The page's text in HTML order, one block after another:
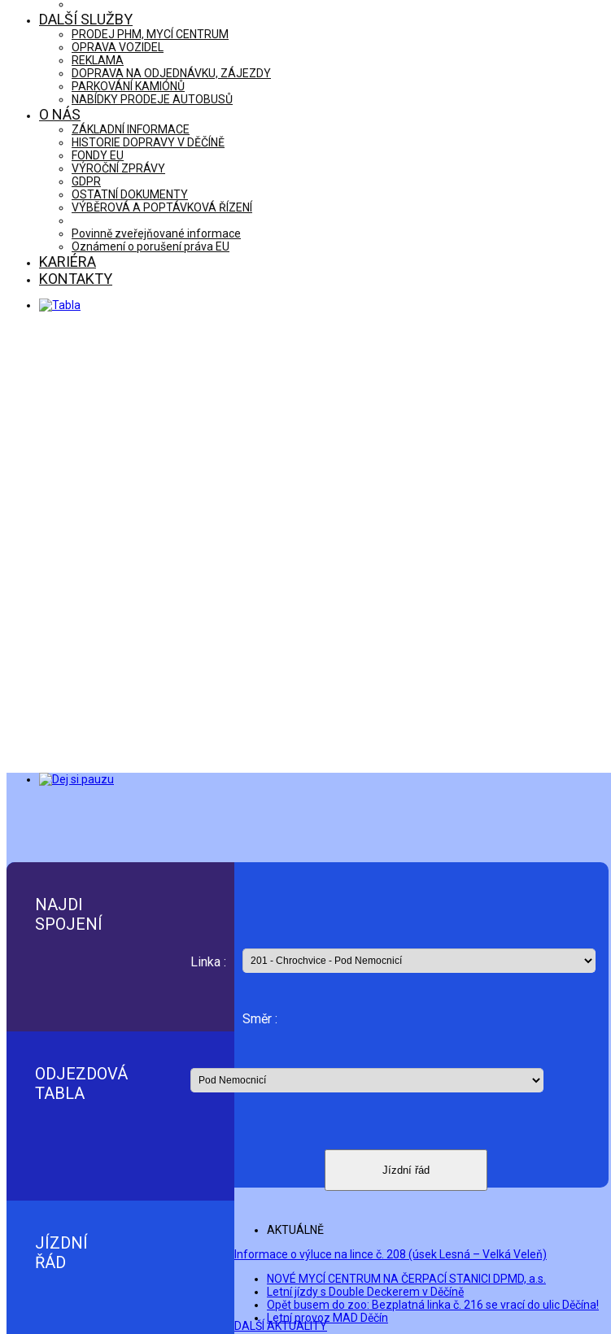
DALŠÍ SLUŽBY
PRODEJ PHM, MYCÍ CENTRUM
OPRAVA VOZIDEL
REKLAMA
DOPRAVA NA ODJEDNÁVKU, ZÁJEZDY
PARKOVÁNÍ KAMIÓNŮ
NABÍDKY PRODEJE AUTOBUSŮ
O NÁS
ZÁKLADNÍ INFORMACE
HISTORIE DOPRAVY V DĚČÍNĚ
FONDY EU
VÝROČNÍ ZPRÁVY
GDPR
OSTATNÍ DOKUMENTY
VÝBĚROVÁ A POPTÁVKOVÁ ŘÍZENÍ
Povinně zveřejňované informace
Oznámení o porušení práva EU
KARIÉRA
KONTAKTY
NAJDI
SPOJENÍ
ODJEZDOVÁ
TABLA
JÍZDNÍ
ŘÁD
Linka :
Směr :
Jízdní řád
AKTUÁLNĚ
Informace o výluce na lince č. 208 (úsek Lesná – Velká Veleň)
NOVÉ MYCÍ CENTRUM NA ČERPACÍ STANICI DPMD, a.s.
Letní jízdy s Double Deckerem v Děčíně
Opět busem do zoo: Bezplatná linka č. 216 se vrací do ulic Děčína!
Letní provoz MAD Děčín
DALŠÍ AKTUALITY